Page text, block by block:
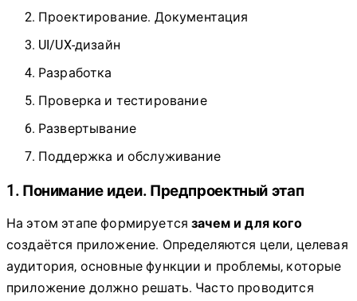
Проектирование. Документация
UI/UX-дизайн
Разработка
Проверка и тестирование
Развертывание
Поддержка и обслуживание
1. Понимание идеи. Предпроектный этап
На этом этапе формируетсязачем и для кого
создаётся приложение. Определяются цели, целевая
аудитория, основные функции и проблемы, которые
приложение должно решать. Часто проводится